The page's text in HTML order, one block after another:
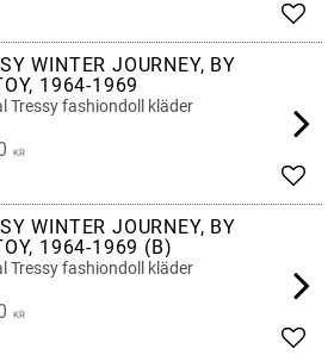
Add
WINTER JOURNEY, BY
1964-1969
Tressy fashiondoll kläder
KR
Add
WINTER JOURNEY, BY
1964-1969 (B)
Tressy fashiondoll kläder
KR
Add